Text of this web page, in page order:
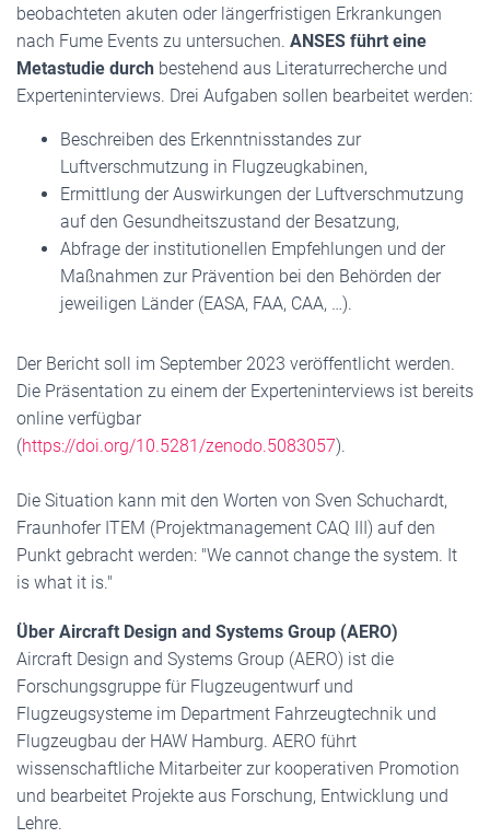
beobachteten akuten oder längerfristigen Erkrankungen
nach Fume Events zu untersuchen. ANSES führt eine
Metastudie durch bestehend aus Literaturrecherche und
Experteninterviews. Drei Aufgaben sollen bearbeitet werden:
Beschreiben des Erkenntnisstandes zur
Luftverschmutzung in Flugzeugkabinen,
Ermittlung der Auswirkungen der Luftverschmutzung
auf den Gesundheitszustand der Besatzung,
Abfrage der institutionellen Empfehlungen und der
Maßnahmen zur Prävention bei den Behörden der
jeweiligen Länder (EASA, FAA, CAA, …).
Der Bericht soll im September 2023 veröffentlicht werden.
Die Präsentation zu einem der Experteninterviews ist bereits
online verfügbar
(https://doi.org/10.5281/zenodo.5083057).
Die Situation kann mit den Worten von Sven Schuchardt,
Fraunhofer ITEM (Projektmanagement CAQ III) auf den
Punkt gebracht werden: "We cannot change the system. It
is what it is."
Über Aircraft Design and Systems Group (AERO)
Aircraft Design and Systems Group (AERO) ist die
Forschungsgruppe für Flugzeugentwurf und
Flugzeugsysteme im Department Fahrzeugtechnik und
Flugzeugbau der HAW Hamburg. AERO führt
wissenschaftliche Mitarbeiter zur kooperativen Promotion
und bearbeitet Projekte aus Forschung, Entwicklung und
Lehre.